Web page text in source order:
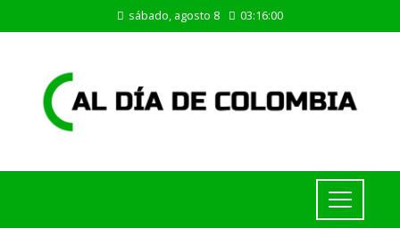
sábado, agosto 8 03:16:00